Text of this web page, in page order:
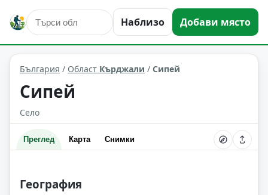
Наблизо Добави място
Сипей Област: Кърджали
България / Област Кърджали / Сипей
Сипей
Село
Преглед Карта Снимки
География